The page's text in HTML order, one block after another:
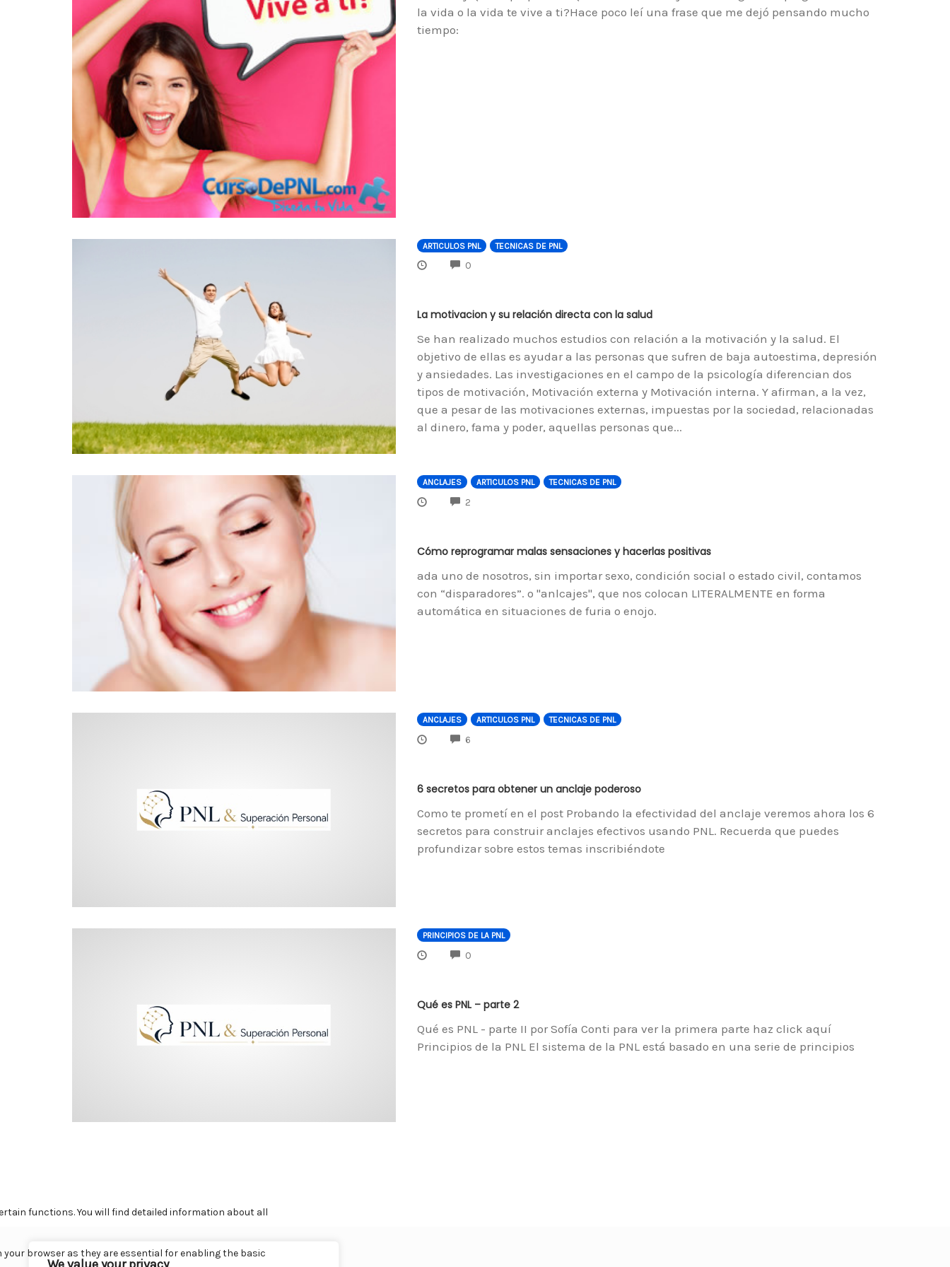
la vida o la vida te vive a ti?Hace poco leí una frase que me dejó pensando mucho
tiempo:
ARTICULOS PNL TECNICAS DE PNL
0
La motivacion y su relación directa con la salud
Se han realizado muchos estudios con relación a la motivación y la salud. El
objetivo de ellas es ayudar a las personas que sufren de baja autoestima, depresión
y ansiedades. Las investigaciones en el campo de la psicología diferencian dos
tipos de motivación, Motivación externa y Motivación interna. Y afirman, a la vez,
que a pesar de las motivaciones externas, impuestas por la sociedad, relacionadas
al dinero, fama y poder, aquellas personas que...
ANCLAJES ARTICULOS PNL TECNICAS DE PNL
2
Cómo reprogramar malas sensaciones y hacerlas positivas
ada uno de nosotros, sin importar sexo, condición social o estado civil, contamos
con “disparadores”. o "anlcajes", que nos colocan LITERALMENTE en forma
automática en situaciones de furia o enojo.
ANCLAJES ARTICULOS PNL TECNICAS DE PNL
6
6 secretos para obtener un anclaje poderoso
Como te prometí en el post Probando la efectividad del anclaje veremos ahora los 6
secretos para construir anclajes efectivos usando PNL. Recuerda que puedes
profundizar sobre estos temas inscribiéndote
PRINCIPIOS DE LA PNL
0
Qué es PNL – parte 2
Qué es PNL - parte II por Sofía Conti para ver la primera parte haz click aquí
Principios de la PNL El sistema de la PNL está basado en una serie de principios